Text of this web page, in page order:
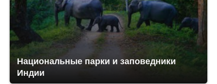
Национальные парки и заповедники
Индии